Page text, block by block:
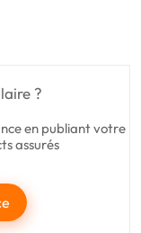
?
en publiant votre
assurés